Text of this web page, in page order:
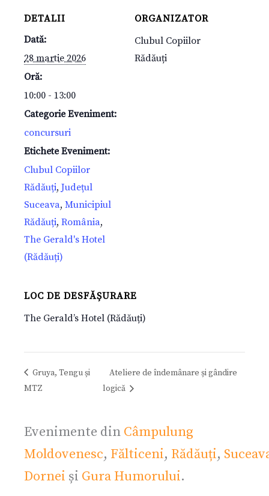
DETALII
Dată:
28 martie 2026
Oră:
10:00 - 13:00
Categorie Eveniment:
concursuri
Etichete Eveniment:
Clubul Copiilor
Rădăuți, Județul
Suceava, Municipiul
Rădăuți, România,
The Gerald's Hotel
(Rădăuți)
ORGANIZATOR
Clubul Copiilor
Rădăuți
LOC DE DESFĂȘURARE
The Gerald’s Hotel (Rădăuți)
Gruya, Tengu și
MTZ
Ateliere de îndemânare și gândire
logică
Evenimente din Câmpulung
Moldovenesc, Fălticeni, Rădăuți,
Dornei și Gura Humorului.